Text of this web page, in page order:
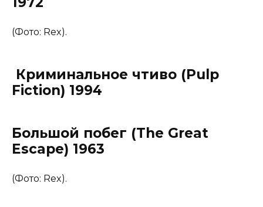
(Фото: Rex).
Криминальное чтиво (Pulp
Fiction) 1994
Большой побег (The Great
Escape) 1963
(Фото: Rex).